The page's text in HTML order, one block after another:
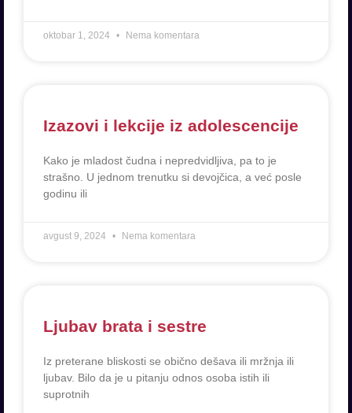
oktobar 1, 2024 Nema komentara
Izazovi i lekcije iz adolescencije
Kako je mladost čudna i nepredvidljiva, pa to je
strašno. U jednom trenutku si devojčica, a već posle
godinu ili
avgust 9, 2024 Nema komentara
Ljubav brata i sestre
Iz preterane bliskosti se obično dešava ili mržnja ili
ljubav. Bilo da je u pitanju odnos osoba istih ili
suprotnih